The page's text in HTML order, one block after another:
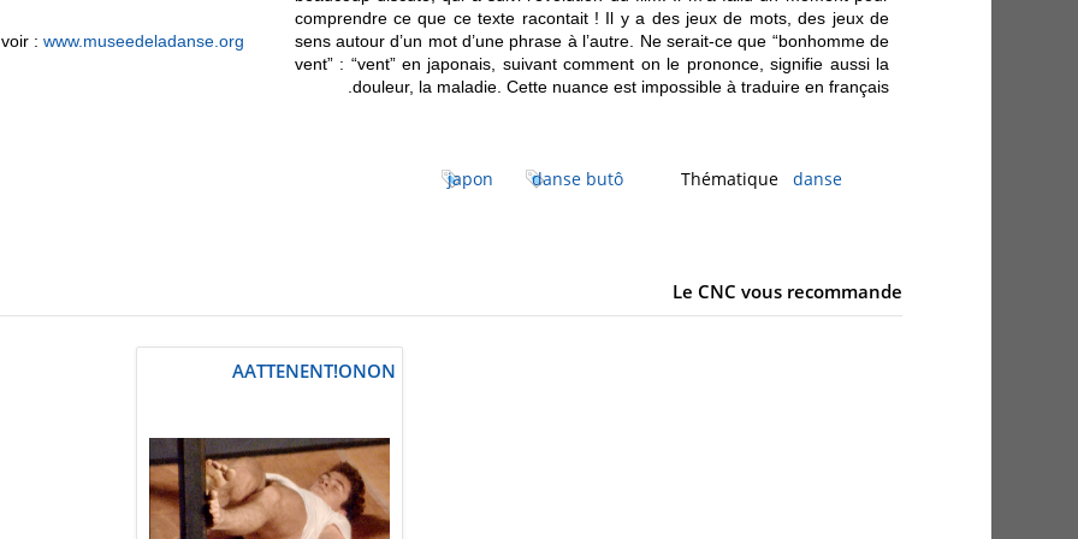
comprendre ce que ce texte racontait ! Il y a des jeux de mots, des jeux de
sens autour d’un mot d’une phrase à l’autre. Ne serait-ce que “bonhomme de
vent” : “vent” en japonais, suivant comment on le prononce, signifie aussi la
douleur, la maladie. Cette nuance est impossible à traduire en français.
voir :www.museedeladanse.org
Thématique danse
japon danse butô
Le CNC vous recommande
AATTENENT!ONON